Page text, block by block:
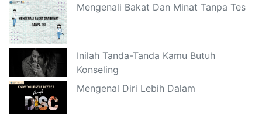
Mengenali Bakat Dan Minat Tanpa Tes
Inilah Tanda-Tanda Kamu Butuh
Konseling
Mengenal Diri Lebih Dalam